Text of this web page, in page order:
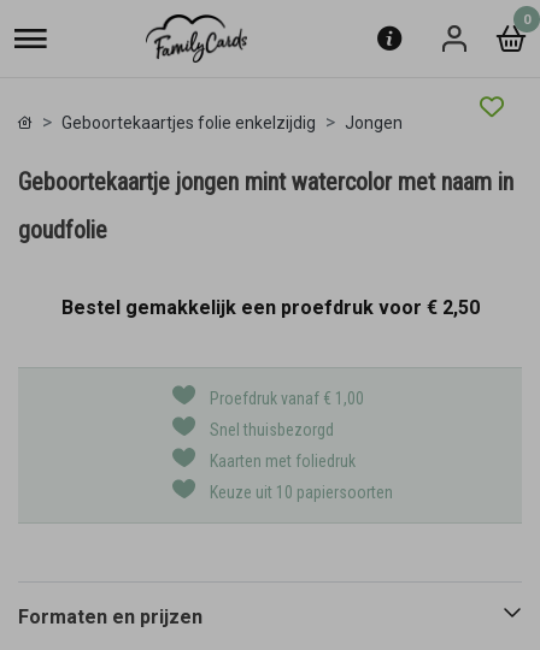
0
Geboortekaartjes folie enkelzijdig Jongen
Geboortekaartje jongen mint watercolor met naam in
goudfolie
Bestel gemakkelijk een proefdruk voor € 2,50
Proefdruk vanaf € 1,00
Snel thuisbezorgd
Kaarten met foliedruk
Keuze uit 10 papiersoorten
Formaten en prijzen